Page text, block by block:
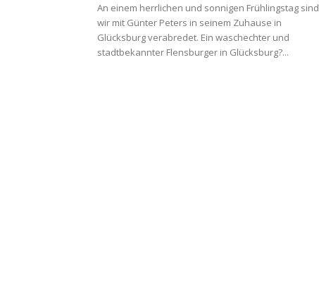
An einem herrlichen und sonnigen Frühlingstag sind
wir mit Günter Peters in seinem Zuhause in
Glücksburg verabredet. Ein waschechter und
stadtbekannter Flensburger in Glücksburg?...